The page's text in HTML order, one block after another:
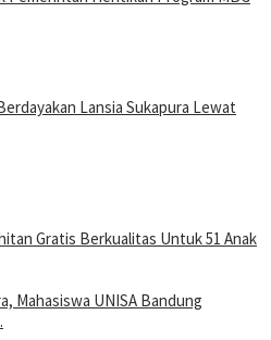
Lansia Sukapura Lewat
Gratis Berkualitas Untuk 51 Anak
Mahasiswa UNISA Bandung